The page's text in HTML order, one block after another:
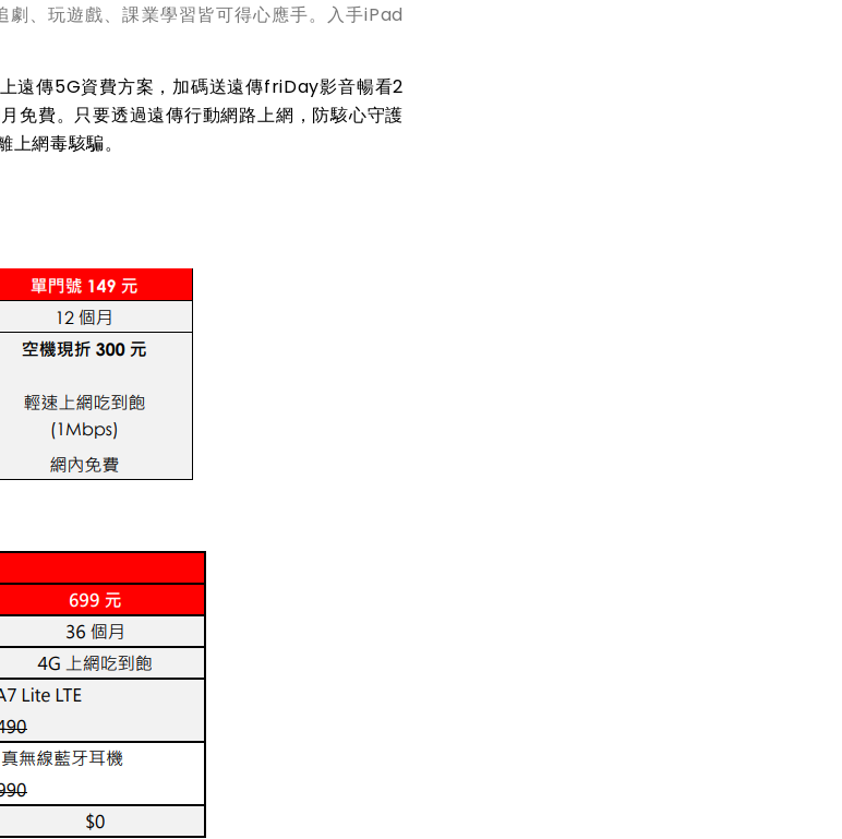
、玩遊戲、課業學習皆可得心應手。入手iPad
遠傳5G資費方案，加碼送遠傳friDay影音暢看2
免費。只要透過遠傳行動網路上網，防駭心守護
上網毒駭騙。